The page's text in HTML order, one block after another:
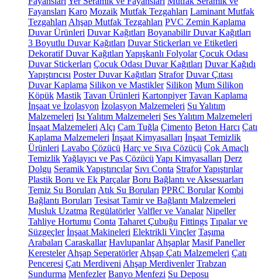
Fayansları Karo Mozaik Mutfak Tezgahları Laminant Mutfak
Tezgahları Ahşap Mutfak Tezgahları PVC Zemin Kaplama
Duvar Ürünleri Duvar Kağıtları Boyanabilir Duvar Kağıtları
3 Boyutlu Duvar Kağıtları Duvar Stickerları ve Etiketleri
Dekoratif Duvar Kağıtları Yapışkanlı Folyolar Çocuk Odası
Duvar Stickerları Çocuk Odası Duvar Kağıtları Duvar Kağıdı
Yapıştırıcısı Poster Duvar Kağıtları Strafor Duvar Çıtası
Duvar Kaplama Silikon ve Mastikler Silikon Mum Silikon
Köpük Mastik Tavan Ürünleri Kartonpiyer Tavan Kaplama
İnşaat ve İzolasyon İzolasyon Malzemeleri Su Yalıtım
Malzemeleri Isı Yalıtım Malzemeleri Ses Yalıtım Malzemeleri
İnşaat Malzemeleri Alçı Cam Tuğla Çimento Beton Harcı Çatı
Kaplama Malzemeleri İnşaat Kimyasalları İnşaat Temizlik
Ürünleri Lavabo Çözücü Harç ve Sıva Çözücü Çok Amaçlı
TemizlikYağlayıcı ve Pas Çözücü Yapı Kimyasalları Derz
Dolgu Seramik Yapıştırıcılar Sıvı Conta Strafor Yapıştırılar
Plastik Boru ve Ek Parçalar Boru Bağlantı ve Aksesuarları
Temiz Su Boruları Atık Su Boruları PPRC Borular Kombi
Bağlantı Boruları Tesisat Tamir ve Bağlantı Malzemeleri
Musluk Uzatma Regülatörler Valfler ve Vanalar Nipeller
Tahliye Hortumu Conta Taharet Çubuğu Fittings Tıpalar ve
Süzgeçler İnşaat Makineleri Elektrikli Vinçler Taşıma
Arabaları Caraskallar Havlupanlar Ahşaplar Masif Paneller
Keresteler Ahşap Seperatörler Ahşap Çatı Malzemeleri Çatı
Penceresi Çatı Merdiveni Ahşap Merdivenler Trabzan
Sundurma Menfezler Banyo Menfezi Su Deposu